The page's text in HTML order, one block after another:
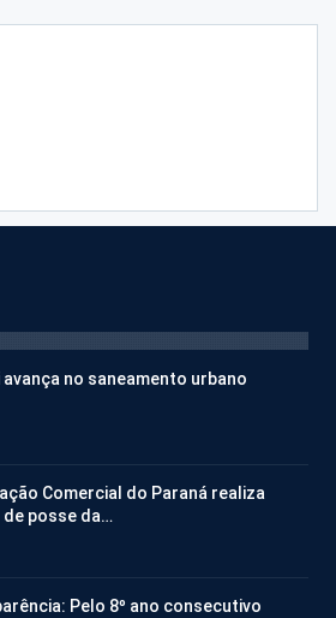
avança no saneamento urbano
Comercial do Paraná realiza
de posse da…
Pelo 8º ano consecutivo